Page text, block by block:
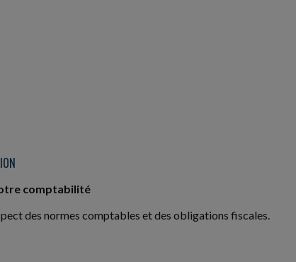
comptabilité
des normes comptables et des obligations fiscales.